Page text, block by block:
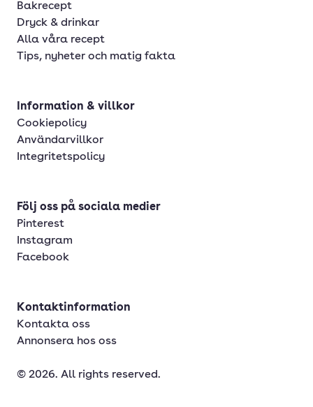
Bakrecept
Dryck & drinkar
Alla våra recept
Tips, nyheter och matig fakta
Information & villkor
Cookiepolicy
Användarvillkor
Integritetspolicy
Följ oss på sociala medier
Pinterest
Instagram
Facebook
Kontaktinformation
Kontakta oss
Annonsera hos oss
© 2026. All rights reserved.